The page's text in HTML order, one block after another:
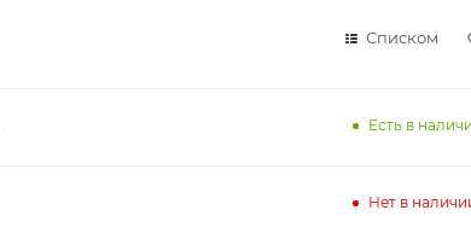
Списком
Есть в
Нет в